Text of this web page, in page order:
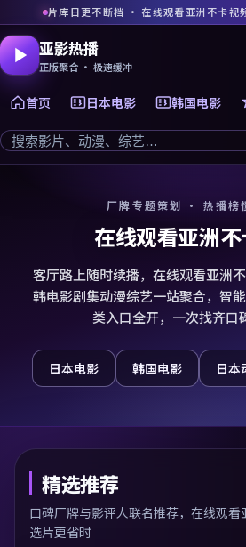
片库日更不断档 · 在线观看亚洲不卡视
亚影热播
正版聚合 · 极速缓冲
首页 日本电影 韩国电影
厂牌专题策划 · 热播榜
在线观看亚洲
客厅路上随时续播，在线观看亚洲
韩电影剧集动漫综艺一站聚合，智
类入口全开，一次找齐口
日本电影 韩国电影 日本
精选推荐
口碑厂牌与影评人联名推荐，在线观看
选片更省时